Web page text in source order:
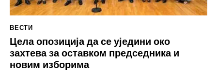
ВЕСТИ
Цела опозиција да се уједини око
захтева за оставком председника и
новим изборима